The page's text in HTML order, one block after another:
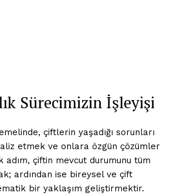
Sürecimizin İşleyişi
çiftlerin yaşadığı sorunları
etmek ve onlara özgün çözümler
adım, çiftin mevcut durumunu tüm
ardından ise bireysel ve çift
bir yaklaşım geliştirmektir.